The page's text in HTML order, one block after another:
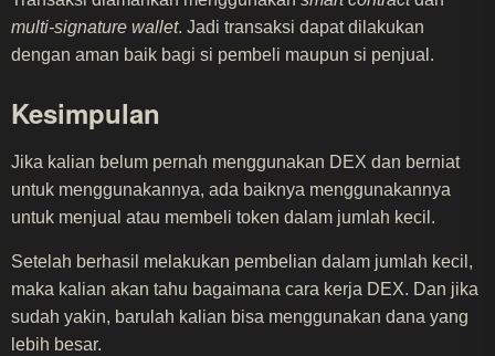
multi-signature wallet. Jadi transaksi dapat dilakukan
dengan aman baik bagi si pembeli maupun si penjual.
Kesimpulan
Jika kalian belum pernah menggunakan DEX dan berniat
untuk menggunakannya, ada baiknya menggunakannya
untuk menjual atau membeli token dalam jumlah kecil.
Setelah berhasil melakukan pembelian dalam jumlah kecil,
maka kalian akan tahu bagaimana cara kerja DEX. Dan jika
sudah yakin, barulah kalian bisa menggunakan dana yang
lebih besar.